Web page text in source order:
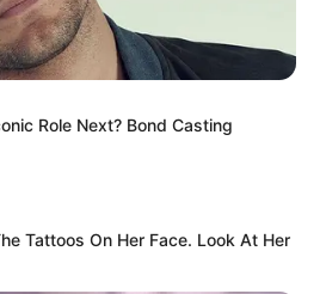
Role Next? Bond Casting
Tattoos On Her Face. Look At Her